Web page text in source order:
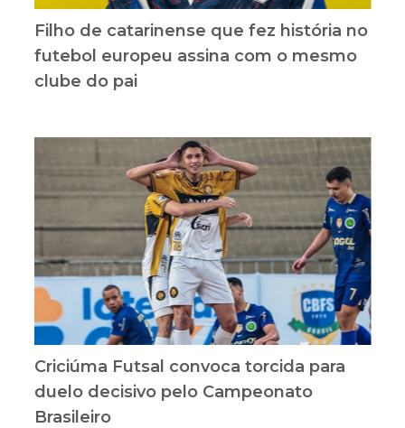
Filho de catarinense que fez história no
futebol europeu assina com o mesmo
clube do pai
Criciúma Futsal convoca torcida para
duelo decisivo pelo Campeonato
Brasileiro